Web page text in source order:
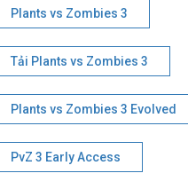
Plants vs Zombies 3
Tải Plants vs Zombies 3
Plants vs Zombies 3 Evolved
PvZ 3 Early Access